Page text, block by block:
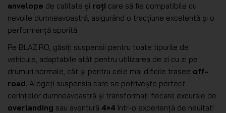
anvelope de calitate și roți care să fie compatibile cu
nevoile dumneavoastră, asigurând o tracțiune excelentă și o
performanță sporită.
Pe BLAZ.RO, găsiți suspensii pentru toate tipurile de
vehicule, adaptabile atât pentru utilizarea de zi cu zi pe
drumuri normale, cât și pentru cele mai dificile trasee off-
road. Alegeți suspensia care se potrivește perfect
cerințelor dumneavoastră și transformați fiecare excursie de
overlanding sau aventură 4×4într-o experiență de neuitat!